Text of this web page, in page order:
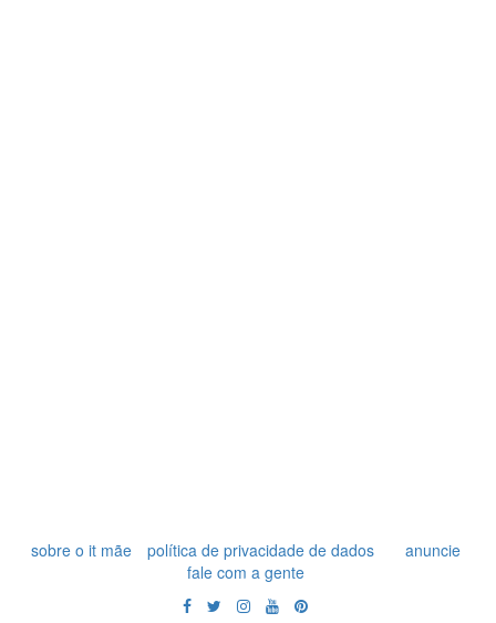
sobre o it mãe política de privacidade de dados
anuncie
fale com a gente